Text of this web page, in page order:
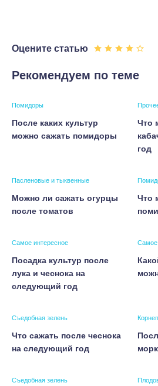
Оцените статью
Рекомендуем по теме
Помидоры
После каких культур
можно сажать помидоры
Что
год
Пасленовые и тыквенные
Можно ли сажать огурцы
после томатов
Что
Самое интересное
Посадка культур после
лука и чеснока на
следующий год
Самое
Съедобная зелень
Что сажать после чеснока
на следующий год
Съедобная зелень